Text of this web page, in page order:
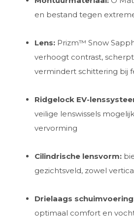
en bestand tegen
Lens: Prizm™ Snow
verhoogt contrast,
vermindert schittering bij
Ridgelock EV-
veilige lenswissels
vervorming
Cilindrische lensvorm:
gezichtsveld, zowel
Drielaags
optimaal comfort en